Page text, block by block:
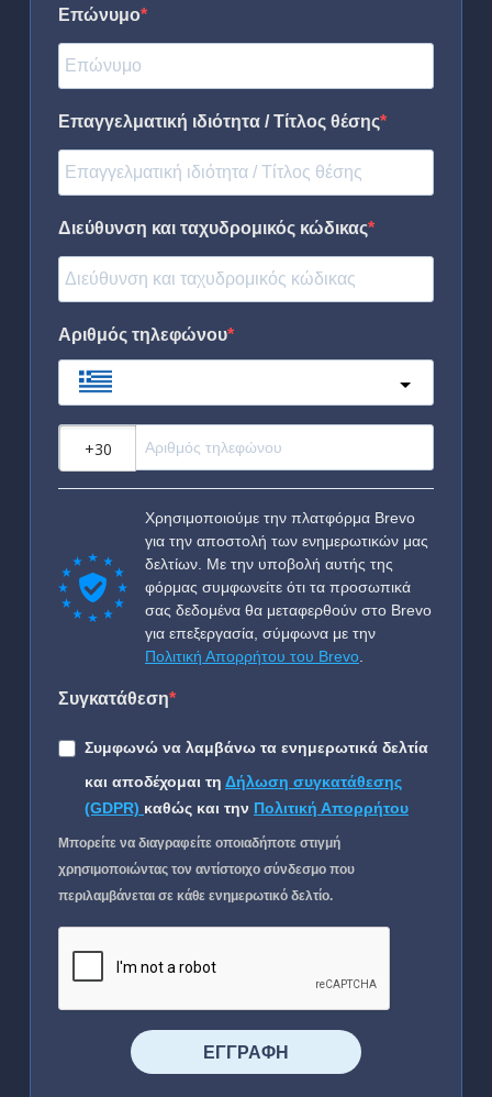
Επώνυμο
Επαγγελματική ιδιότητα / Τίτλος θέσης
Διεύθυνση και ταχυδρομικός κώδικας
Αριθμός τηλεφώνου
Χρησιμοποιούμε την πλατφόρμα Brevo
για την αποστολή των ενημερωτικών μας
δελτίων. Με την υποβολή αυτής της
φόρμας συμφωνείτε ότι τα προσωπικά
σας δεδομένα θα μεταφερθούν στο Brevo
για επεξεργασία, σύμφωνα με την
Πολιτική Απορρήτου του Brevo
Συγκατάθεση
Συμφωνώ να λαμβάνω τα ενημερωτικά δελτία
και αποδέχομαι τη Δήλωση συγκατάθεσης
(GDPR) καθώς και την Πολιτική Απορρήτου
Μπορείτε να διαγραφείτε οποιαδήποτε στιγμή
χρησιμοποιώντας τον αντίστοιχο σύνδεσμο που
περιλαμβάνεται σε κάθε ενημερωτικό δελτίο.
⠀⠀⠀⠀ΕΓΓΡΑΦΗ⠀⠀⠀⠀